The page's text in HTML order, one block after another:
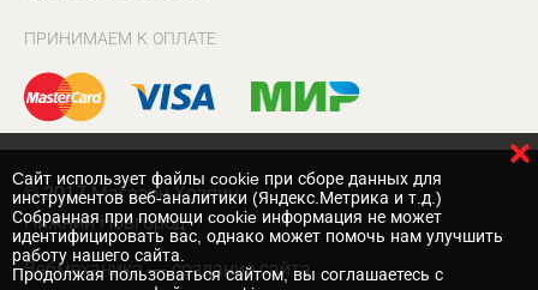
ПРИНИМАЕМ К ОПЛАТЕ
© 2017 Магазин Хозяин
Нижний Новгород
Вебмеханика — создание сайта
Cайт использует файлы cookie при сборе данных для
инструментов веб-аналитики (Яндекс.Метрика и т.д.)
Собранная при помощи cookie информация не может
идентифицировать вас, однако может помочь нам улучшить
работу нашего сайта.
Продолжая пользоваться сайтом, вы соглашаетесь с